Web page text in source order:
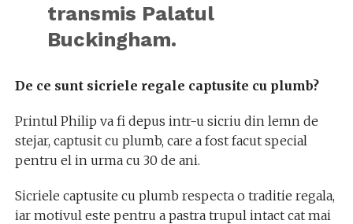
transmis Palatul
Buckingham.
De ce sunt sicriele regale captusite cu plumb?
Printul Philip va fi depus intr-u sicriu din lemn de
stejar, captusit cu plumb, care a fost facut special
pentru el in urma cu 30 de ani.
Sicriele captusite cu plumb respecta o traditie regala,
iar motivul este pentru a pastra trupul intact cat mai